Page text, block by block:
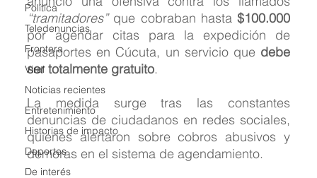
Política
Teledenuncias
Frontera
Viral
Noticias recientes
Entretenimiento
Historias de impacto
Deportes
De interés
“tramitadores” que cobraban hasta $100.000
por agendar citas para la expedición de
pasaportes en Cúcuta, un servicio que debe
ser totalmente gratuito.
La medida surge tras las constantes
denuncias de ciudadanos en redes sociales,
quienes alertaron sobre cobros abusivos y
demoras en el sistema de agendamiento.